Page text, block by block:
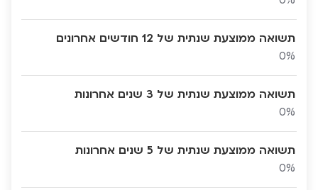
תשואה ממוצעת שנתית של 12 חודשים אחרונים
0%
תשואה ממוצעת שנתית של 3 שנים אחרונות
0%
תשואה ממוצעת שנתית של 5 שנים אחרונות
0%